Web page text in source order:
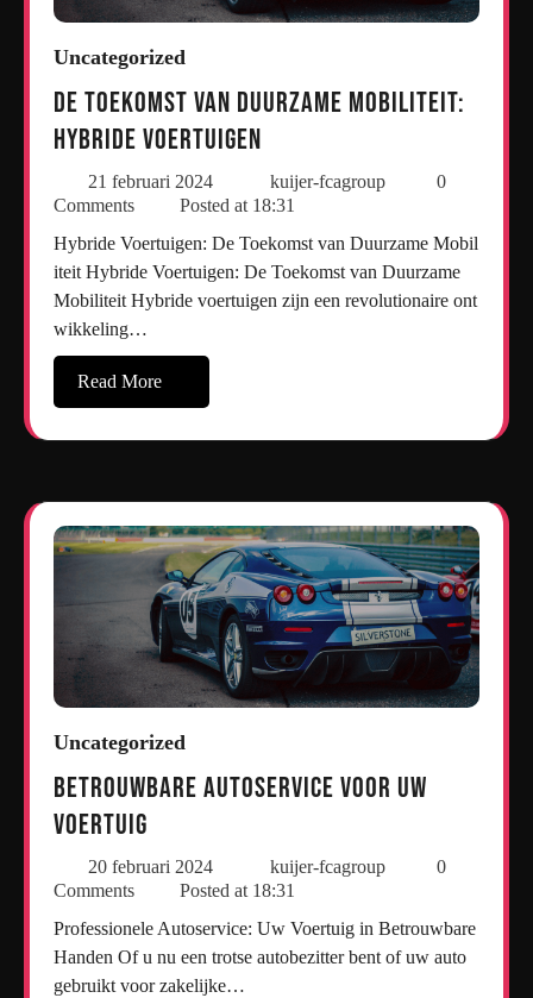
Uncategorized
De Toekomst van Duurzame Mobiliteit:
Hybride Voertuigen
21 februari 2024 kuijer-fcagroup
0
Comments
Posted at 18:31
Hybride Voertuigen: De Toekomst van Duurzame Mobil
iteit Hybride Voertuigen: De Toekomst van Duurzame
Mobiliteit Hybride voertuigen zijn een revolutionaire ont
wikkeling…
Read More
Uncategorized
Betrouwbare Autoservice voor Uw
Voertuig
20 februari 2024 kuijer-fcagroup
0
Comments
Posted at 18:31
Professionele Autoservice: Uw Voertuig in Betrouwbare
Handen Of u nu een trotse autobezitter bent of uw auto
gebruikt voor zakelijke…